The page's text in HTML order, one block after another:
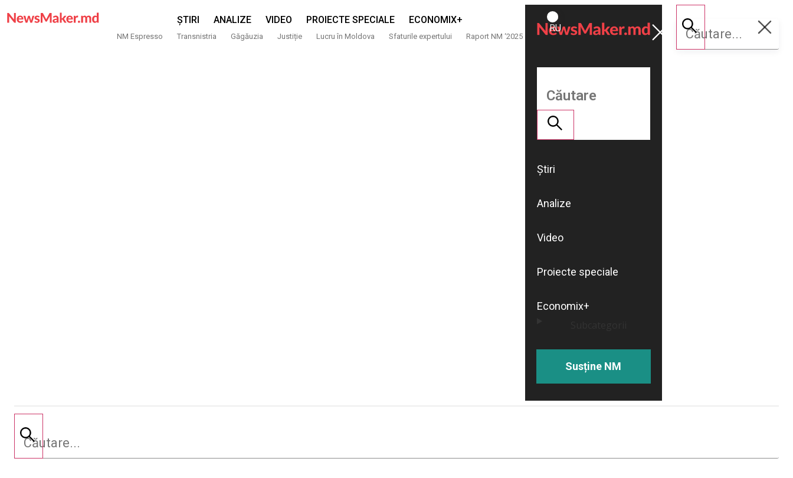
ȘTIRI ANALIZE VIDEO PROIECTE SPECIALE ECONOMIX+
NM Espresso Transnistria Găgăuzia Justiție Lucru în Moldova Sfaturile expertului Raport NM ‘2025
ROMÂNĂ
RU
Susține
NM
Știri
Analize
Video
Proiecte speciale
Economix+
Susține NM